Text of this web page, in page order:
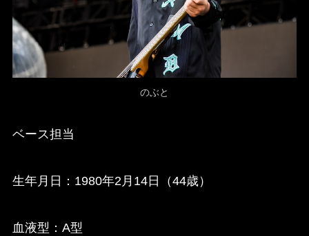
のぶと
ベース担当
生年月日：1980年2月14日（44歳）
血液型：A型